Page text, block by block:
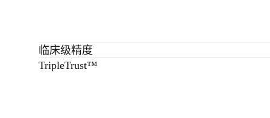
临床级精度
TripleTrust™